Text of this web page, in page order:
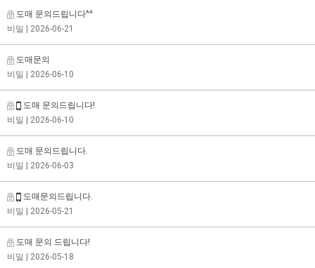
도매 문의드립니다^^
비밀
| 2026-06-21
도매문의
비밀
| 2026-06-10
도매 문의드립니다!
비밀
| 2026-06-10
도매 문의드립니다.
비밀
| 2026-06-03
도매문의드립니다.
비밀
| 2026-05-21
도매 문의 드립니다!
비밀
| 2026-05-18